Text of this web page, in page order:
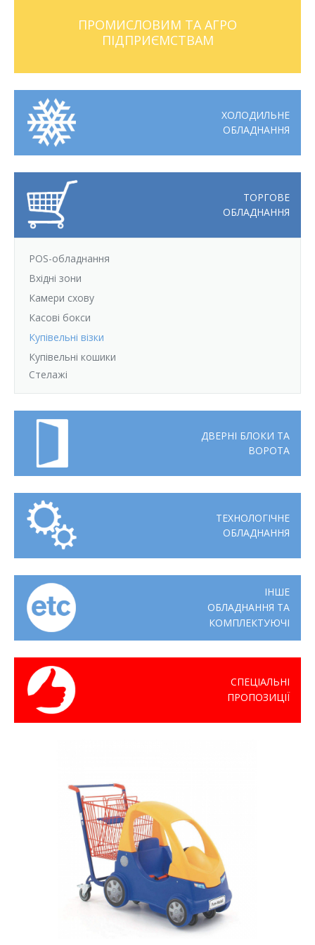
Вакансії
АвтоматизаціяПРОМИСЛОВИМ ТА АГРО
ПІДПРИЄМСТВАМ
ХОЛОДИЛЬНЕ
ОБЛАДНАННЯ
ТОРГОВЕ
ОБЛАДНАННЯ
POS-обладнання
Вхідні зони
Камери схову
Касові бокси
Купівельні візки
Купівельні кошики
Стелажі
ДВЕРНІ БЛОКИ ТА
ВОРОТА
ТЕХНОЛОГІЧНЕ
ОБЛАДНАННЯ
ІНШЕ
ОБЛАДНАННЯ ТА
КОМПЛЕКТУЮЧІ
СПЕЦІАЛЬНІ
ПРОПОЗИЦІЇ